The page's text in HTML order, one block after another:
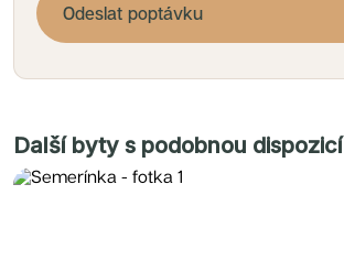
Odeslat poptávku
Další byty s podobnou dispozicí